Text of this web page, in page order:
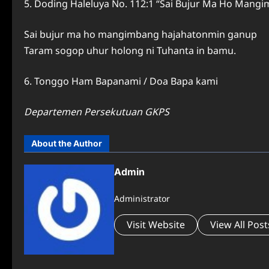
5. Doding Haleluya No. 112:1 “Sai Bujur Ma Ho
Sai bujur ma ho mangimbang hajahatonmin ganup
Taram sogop uhur holong ni Tuhanta in bamu.
6. Tonggo Ham Bapanami / Doa Bapa kami
Departemen Persekutuan GKPS
About the Author
Admin
Administrator
Visit Website View All